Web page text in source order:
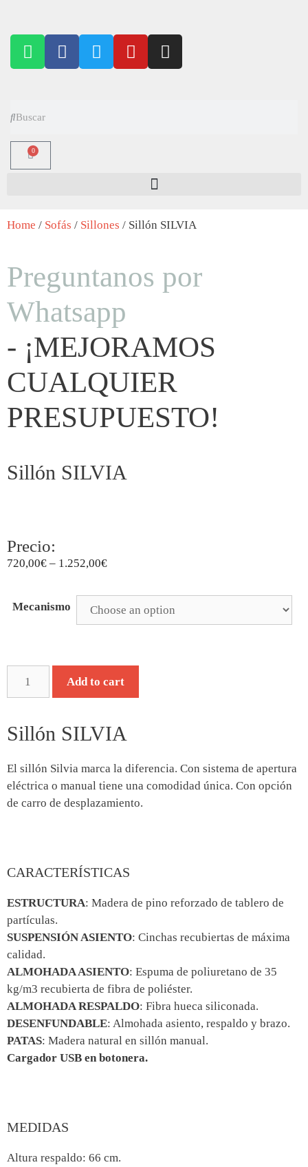
0
Home / Sofás / Sillones / Sillón SILVIA
Preguntanos por
Whatsapp
- ¡MEJORAMOS
CUALQUIER
PRESUPUESTO!
Sillón SILVIA
Precio:
720,00€ – 1.252,00€
Mecanismo
Add to cart
Sillón SILVIA
El sillón Silvia marca la diferencia. Con sistema de apertura
eléctrica o manual tiene una comodidad única. Con opción
de carro de desplazamiento.
CARACTERÍSTICAS
ESTRUCTURA: Madera de pino reforzado de tablero de
partículas.
SUSPENSIÓN ASIENTO: Cinchas recubiertas de máxima
calidad.
ALMOHADA ASIENTO: Espuma de poliuretano de 35
kg/m3 recubierta de fibra de poliéster.
ALMOHADA RESPALDO: Fibra hueca siliconada.
DESENFUNDABLE: Almohada asiento, respaldo y brazo.
PATAS: Madera natural en sillón manual.
Cargador USB en botonera.
MEDIDAS
Altura respaldo: 66 cm.